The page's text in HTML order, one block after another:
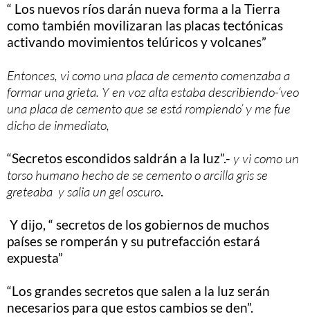
“ Los nuevos ríos darán nueva forma a la Tierra
como también movilizaran las placas tectónicas
activando movimientos telúricos y volcanes”
Entonces, vi como una placa de cemento comenzaba a
formar una grieta. Y en voz alta estaba describiendo-‘veo
una placa de cemento que se está rompiendo’ y me fue
dicho de inmediato,
“Secretos escondidos saldrán a la luz”.- y vi como un
torso humano hecho de se cemento o arcilla gris se
greteaba y salia un gel oscuro.
Y dijo, “ secretos de los gobiernos de muchos
países se romperán y su putrefacción estará
expuesta”
“Los grandes secretos que salen a la luz serán
necesarios para que estos cambios se den”.